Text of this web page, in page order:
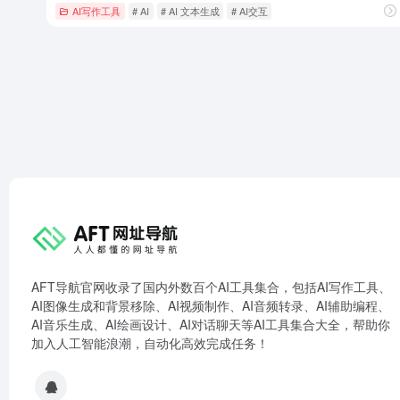
AI写作工具 # AI # AI 文本生成 # AI交互
AFT导航官网收录了国内外数百个AI工具集合，包括AI写作工具、
AI图像生成和背景移除、AI视频制作、AI音频转录、AI辅助编程、
AI音乐生成、AI绘画设计、AI对话聊天等AI工具集合大全，帮助你
加入人工智能浪潮，自动化高效完成任务！